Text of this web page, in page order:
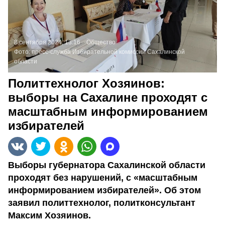
8 сентября 2024, 13:16
Общество
Фото:пресс-служба Избирательной комиссии Сахалинской
области
Политтехнолог Хозяинов:
выборы на Сахалине проходят с
масштабным информированием
избирателей
Выборы губернатора Сахалинской области
проходят без нарушений, с «масштабным
информированием избирателей». Об этом
заявил политтехнолог, политконсультант
Максим Хозяинов.